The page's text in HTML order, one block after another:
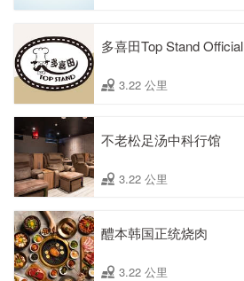
多喜田Top Stand Official
3.22 公里
不老松足汤中科行馆
3.22 公里
醴本韩国正统烧肉
3.22 公里